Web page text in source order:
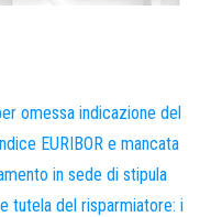
omessa indicazione del
EURIBOR e mancata
in sede di stipula
tutela del risparmiatore: i